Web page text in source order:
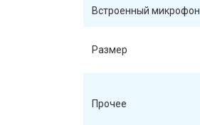
Встроенный микрофон
Размер
Прочее